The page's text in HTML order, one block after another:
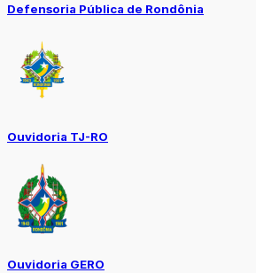
Defensoria Pública de Rondônia
Ouvidoria TJ-RO
Ouvidoria GERO